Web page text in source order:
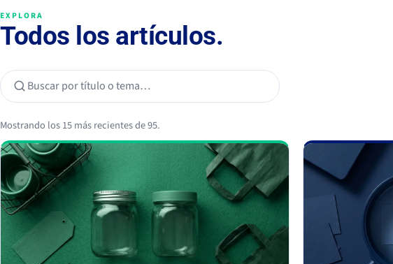
EXPLORA
Todos los artículos.
Mostrando los 15 más recientes de 95.